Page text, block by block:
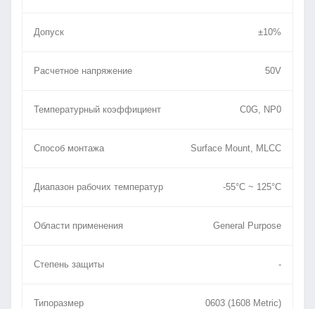
Допуск ±10%
Расчетное напряжение 50V
Температурный коэффициент C0G, NP0
Способ монтажа Surface Mount, MLCC
Диапазон рабочих температур -55°C ~ 125°C
Области применения General Purpose
Степень защиты -
Типоразмер 0603 (1608 Metric)